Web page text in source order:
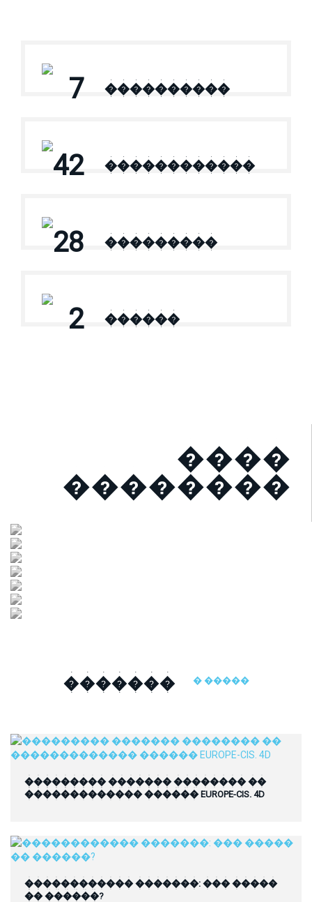
7 ����������
42 ������������
28 ���������
2 ������
����
��������
������� � �����
��������� ������� �������� ��
������������� ������ EUROPE-CIS. 4D
������������ �������: ��� �����
�� ������?